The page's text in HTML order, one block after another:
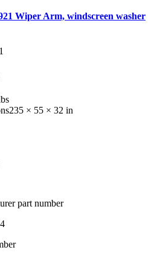
Wiper Arm, windscreen washer
235 × 55 × 32 in
part number